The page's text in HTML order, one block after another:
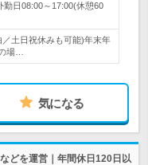
日08:00～17:00(休憩60
土日祝休みも可能)年末年
場…
気になる
どを運営｜年間休日120日以